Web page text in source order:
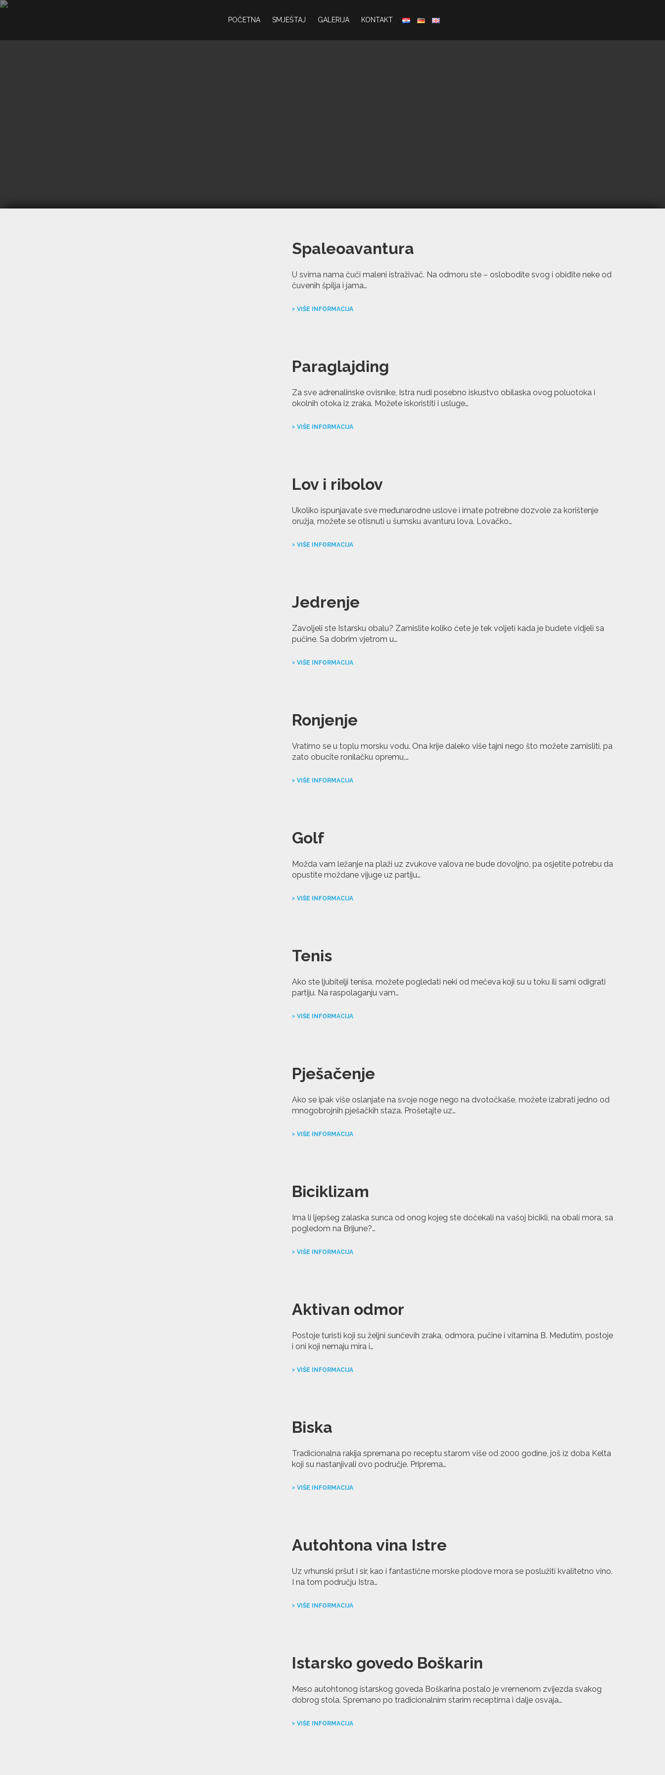
POČETNA SMJEŠTAJ GALERIJA KONTAKT
Spaleoavantura
U svima nama čuči maleni istraživač. Na odmoru ste – oslobodite svog i obiđite neke od
čuvenih špilja i jama…
VIŠE INFORMACIJA
Paraglajding
Za sve adrenalinske ovisnike, Istra nudi posebno iskustvo obilaska ovog poluotoka i
okolnih otoka iz zraka. Možete iskoristiti i usluge…
VIŠE INFORMACIJA
Lov i ribolov
Ukoliko ispunjavate sve međunarodne uslove i imate potrebne dozvole za korištenje
oružja, možete se otisnuti u šumsku avanturu lova. Lovačko…
VIŠE INFORMACIJA
Jedrenje
Zavoljeli ste Istarsku obalu? Zamislite koliko ćete je tek voljeti kada je budete vidjeli sa
pučine. Sa dobrim vjetrom u…
VIŠE INFORMACIJA
Ronjenje
Vratimo se u toplu morsku vodu. Ona krije daleko više tajni nego što možete zamisliti, pa
zato obucite ronilačku opremu,…
VIŠE INFORMACIJA
Golf
Možda vam ležanje na plaži uz zvukove valova ne bude dovoljno, pa osjetite potrebu da
opustite moždane vijuge uz partiju…
VIŠE INFORMACIJA
Tenis
Ako ste ljubitelji tenisa, možete pogledati neki od mečeva koji su u toku ili sami odigrati
partiju. Na raspolaganju vam…
VIŠE INFORMACIJA
Pješačenje
Ako se ipak više oslanjate na svoje noge nego na dvotočkaše, možete izabrati jedno od
mnogobrojnih pješačkih staza. Prošetajte uz…
VIŠE INFORMACIJA
Biciklizam
Ima li ljepšeg zalaska sunca od onog kojeg ste dočekali na vašoj bicikli, na obali mora, sa
pogledom na Brijune?…
VIŠE INFORMACIJA
Aktivan odmor
Postoje turisti koji su željni sunčevih zraka, odmora, pučine i vitamina B. Međutim, postoje
i oni koji nemaju mira i…
VIŠE INFORMACIJA
Biska
Tradicionalna rakija spremana po receptu starom više od 2000 godine, još iz doba Kelta
koji su nastanjivali ovo područje. Priprema…
VIŠE INFORMACIJA
Autohtona vina Istre
Uz vrhunski pršut i sir, kao i fantastične morske plodove mora se poslužiti kvalitetno vino.
I na tom području Istra…
VIŠE INFORMACIJA
Istarsko govedo Boškarin
Meso autohtonog istarskog goveda Boškarina postalo je vremenom zvijezda svakog
dobrog stola. Spremano po tradicionalnim starim receptima i dalje osvaja…
VIŠE INFORMACIJA